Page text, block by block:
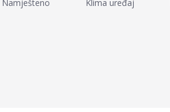
Namješteno Klima uređaj